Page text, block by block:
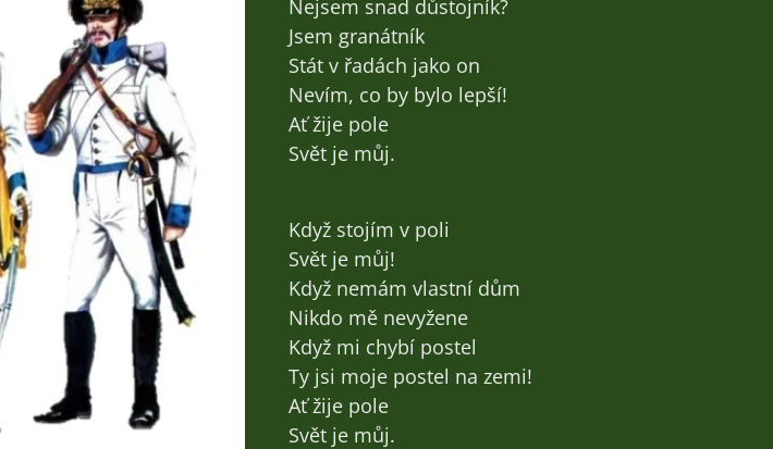
Nejsem snad důstojník?
Jsem granátník
Stát v řadách jako on
Nevím, co by bylo lepší!
Ať žije pole
Svět je můj.
Když stojím v poli
Svět je můj!
Když nemám vlastní dům
Nikdo mě nevyžene
Když mi chybí postel
Ty jsi moje postel na zemi!
Ať žije pole
Svět je můj.